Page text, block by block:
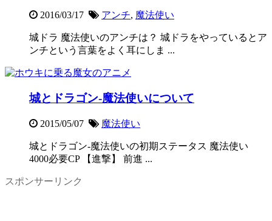
2016/03/17 アンチ, 魔法使い
城ドラ 魔法使いのアンチは？ 城ドラをやっているとア
ンチという言葉をよく耳にしま ...
城とドラゴン-魔法使いについて
2015/05/07 魔法使い
城とドラゴン-魔法使いの初期ステータス 魔法使い
4000必要CP 【進撃】 前進 ...
スポンサーリンク